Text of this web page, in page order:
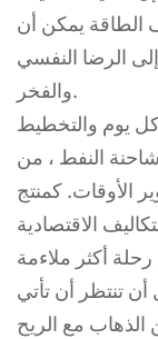
الطاقة يمكن أن
الرضا النفسي
والفخر.
يوم والتخطيط
النفط ، من
الأوقات. كمنتج
الاقتصادية
أكثر ملاءمة
أن تنتظر أن تأتي